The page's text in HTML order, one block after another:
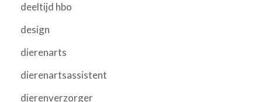
deeltijd hbo
design
dierenarts
dierenartsassistent
dierenverzorger